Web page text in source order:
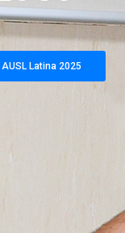
Latina 2025